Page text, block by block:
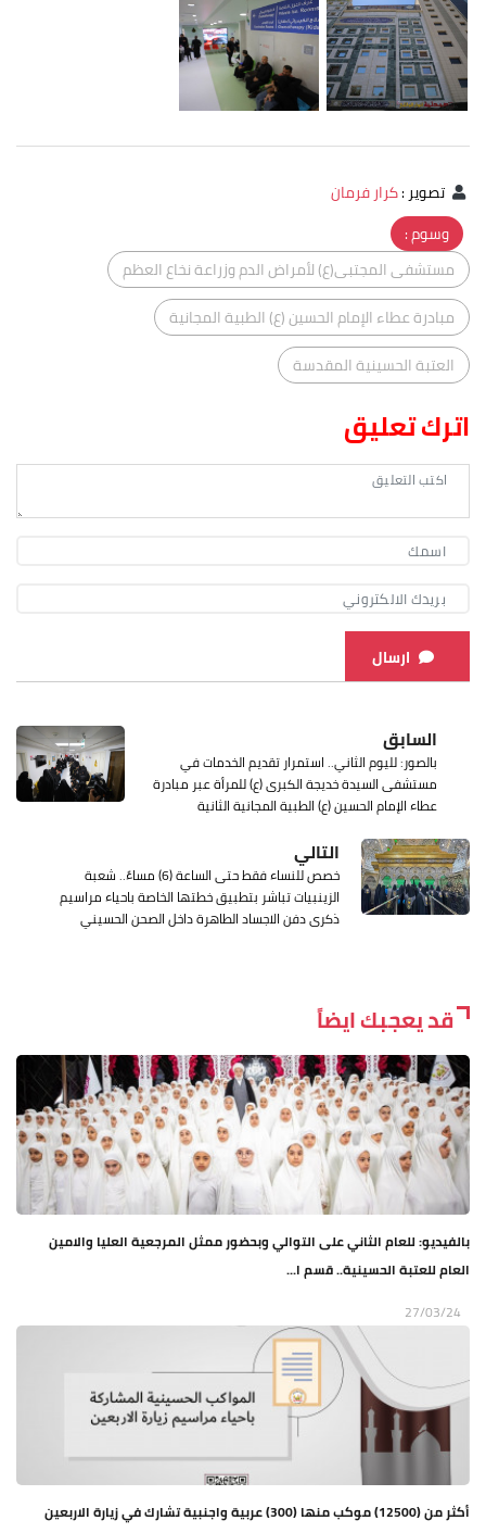
تصوير:كرار فرمان
وسوم :
مستشفى المجتبى(ع) لأمراض الدم وزراعة نخاع العظم
مبادرة عطاء الإمام الحسين (ع) الطبية المجانية
العتبة الحسينية المقدسة
اترك تعليق
ارسال
السابق
بالصور: لليوم الثاني.. استمرار تقديم الخدمات في
مستشفى السيدة خديجة الكبرى (ع) للمرأة عبر مبادرة
عطاء الإمام الحسين (ع) الطبية المجانية الثانية
التالي
خصص للنساء فقط حتى الساعة (6) مساءً.. شعبة
الزينبيات تباشر بتطبيق خطتها الخاصة باحياء مراسيم
ذكرى دفن الاجساد الطاهرة داخل الصحن الحسيني
قد يعجبك ايضاً
بالفيديو: للعام الثاني على التوالي وبحضور ممثل المرجعية العليا والامين
العام للعتبة الحسينية.. قسم ا...
27/03/24
أكثر من (12500) موكب منها (300) عربية واجنبية تشارك في زيارة الاربعين